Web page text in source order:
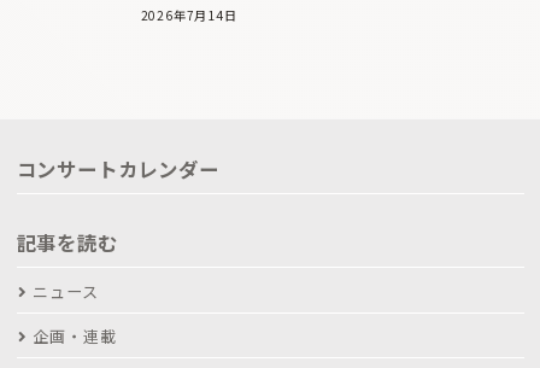
2026年7月14日
コンサートカレンダー
記事を読む
ニュース
企画・連載